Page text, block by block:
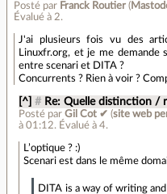
Posté par Franck Routier (
Évalué à 2.
J'ai plusieurs fois vu des
Linuxfr.org, et je me
entre scenari et DITA ?
Concurrents ? Rien à voir ?
[^] # Re: Quelle distinction /
Posté parGil Cot ✔ (site web
à 01:12. Évalué à4.
L’optique ? :)
Scenari est dans le même
DITA is a way of writing